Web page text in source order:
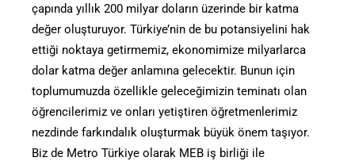
çapında yıllık 200 milyar doların üzerinde bir katma
değer oluşturuyor. Türkiye’nin de bu potansiyelini hak
ettiği noktaya getirmemiz, ekonomimize milyarlarca
dolar katma değer anlamına gelecektir. Bunun için
toplumumuzda özellikle geleceğimizin teminatı olan
öğrencilerimiz ve onları yetiştiren öğretmenlerimiz
nezdinde farkındalık oluşturmak büyük önem taşıyor.
Biz de Metro Türkiye olarak MEB iş birliği ile